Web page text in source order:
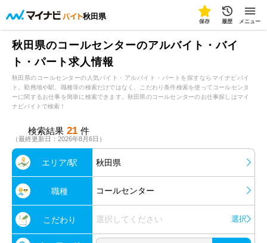
秋田県
保存 履歴 メニュー
秋田県のコールセンターのアルバイト・バイ
ト・パート求人情報
秋田県のコールセンターの人気バイト・アルバイト・パートを探すならマイナビバイ
ト。勤務地や駅、職種等の検索だけではなく、こだわり条件検索を使ってコールセンタ
ーに関するお仕事を簡単に検索できます。秋田県のコールセンターのお仕事探しはマイ
ナビバイトで検索！
検索結果 21 件
（最終更新日：2026年8月6日）
エリア/駅 秋田県
職種 コールセンター
こだわり 選択してください 選択